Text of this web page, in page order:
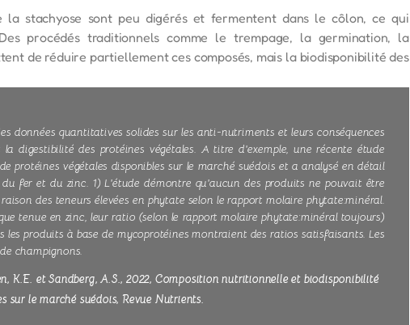
stachyose sont peu digérés et fermentent dans le côlon, ce qui
procédés traditionnels comme le trempage, la germination, la
de réduire partiellement ces composés, mais la biodisponibilité des
données quantitatives solides sur les anti-nutriments et leurs conséquences
digestibilité des protéines végétales. A titre d'exemple, une récente étude
protéines végétales disponibles sur le marché suédois et a analysé en détail
fer et du zinc. 1) L'étude démontre qu'aucun des produits ne pouvait être
des teneurs élevées en phytate selon le rapport molaire phytate:minéral.
tenue en zinc, leur ratio (selon le rapport molaire phytate:minéral toujours)
produits à base de mycoprotéines montraient des ratios satisfaisants. Les
champignons.
K.E. et Sandberg, A.S., 2022, Composition nutritionnelle et biodisponibilité
sur le marché suédois, Revue Nutrients.